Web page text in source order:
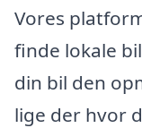
Vores
finde lokale
din bil den
lige der hvor